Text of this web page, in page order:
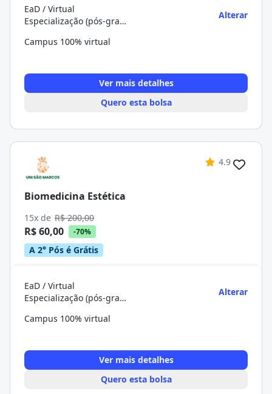
EaD / Virtual
Especialização (pós-graduação)
Alterar
Campus 100% virtual
Ver mais detalhes
Quero esta bolsa
4.9
Biomedicina Estética
15x de R$ 200,00
R$ 60,00 -70%
A 2° Pós é Grátis
EaD / Virtual
Especialização (pós-graduação)
Alterar
Campus 100% virtual
Ver mais detalhes
Quero esta bolsa